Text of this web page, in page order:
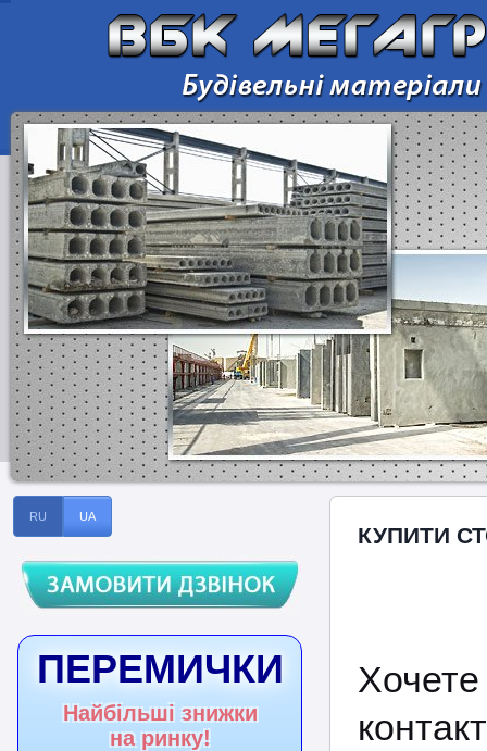
RU UA
ПЕРЕМИЧКИ
Найбільші знижки
на ринку!
КУПИТИ